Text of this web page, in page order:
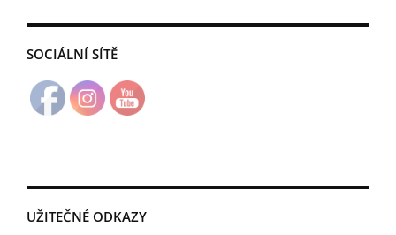
SOCIÁLNÍ SÍTĚ
UŽITEČNÉ ODKAZY